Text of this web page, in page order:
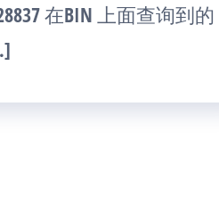
在BIN 上面查询到的